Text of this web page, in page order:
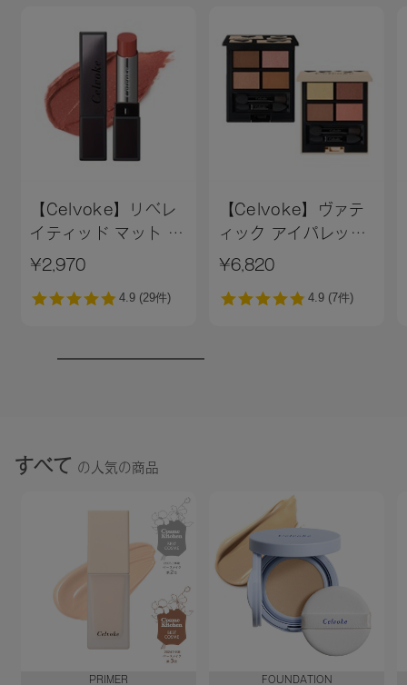
【Celvoke】リベレ
イティッド マット リ
ップス N［01～
ル）＜2025 AW
¥2,970
【Celvoke】ヴァテ
ィック アイパレット
［EX16,EX17］＜
Collection＞
¥6,820
すべて の人気の商品
PRIMER FOUNDATION